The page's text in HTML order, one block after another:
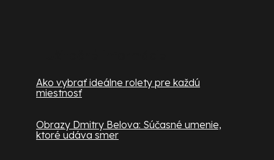
Ako vybrať ideálne rolety pre každú
miestnosť
Obrazy Dmitry Belova: Súčasné umenie,
ktoré udáva smer